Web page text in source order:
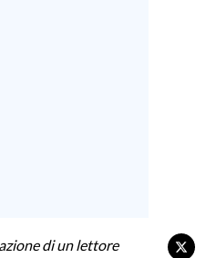
di un lettore